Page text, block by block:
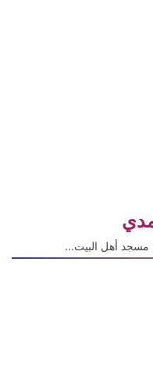
مسجد أهل البيت...